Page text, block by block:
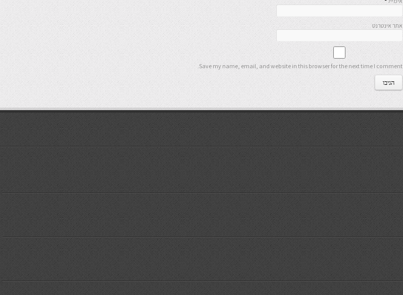
אתר אינטרנט
Save my name, email, and website in this browser for the next time I comment.